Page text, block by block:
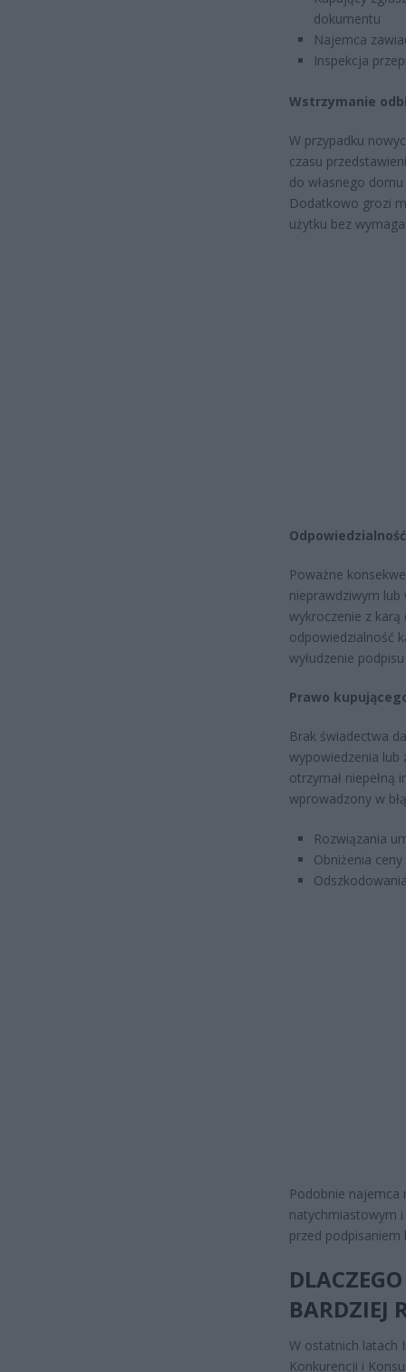
dokumentu
Najemca
Inspekcja
Wstrzymanie
W przypadku
czasu
do własnego
Dodatkowo grozi
użytku bez
Poważne
nieprawdziwym
wykroczenie z karą
odpowiedzialność
wyłudzenie
Prawo
Brak świadectwa
wypowiedzenia lub
otrzymał
wprowadzony w
Rozwiązania
Obniżenia
Podobnie
natychmiastowym
przed podpisaniem
BARDZIEJ
W ostatnich latach
Konkurencji i